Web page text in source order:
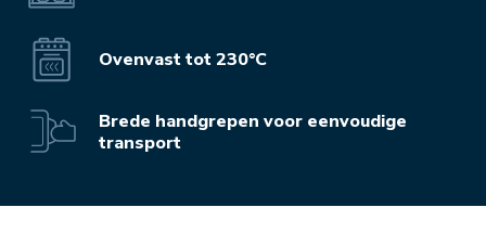
Ovenvast tot 230°C
Brede handgrepen voor eenvoudige
transport